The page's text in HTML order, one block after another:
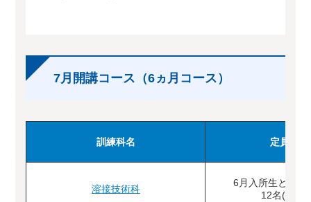
7月開講コース（6ヵ月コース）
訓練科名 定員
溶接技術科
6月入所生と合わ
12名(※)